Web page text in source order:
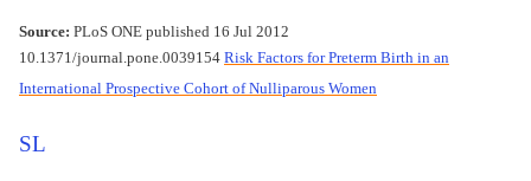
Source: PLoS ONE published 16 Jul 2012
10.1371/journal.pone.0039154 Risk Factors for Preterm Birth in an
International Prospective Cohort of Nulliparous Women
SL